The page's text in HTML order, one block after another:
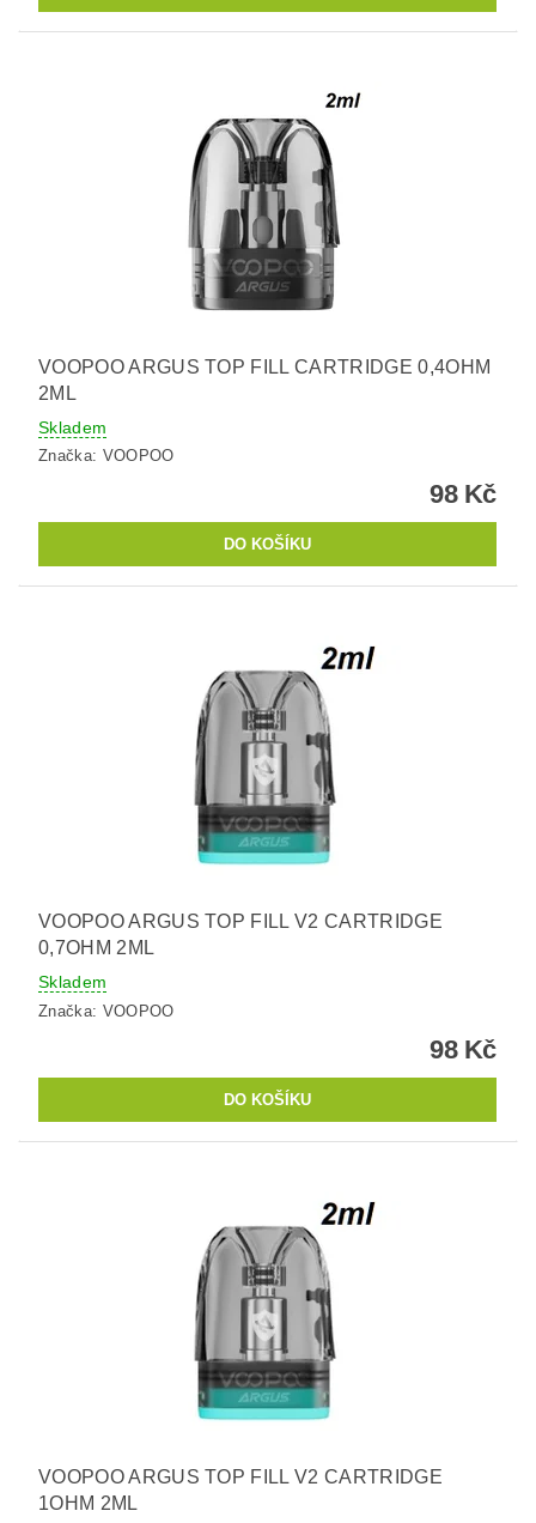
VOOPOO ARGUS TOP FILL CARTRIDGE 0,4OHM
2ML
Skladem
Značka: VOOPOO
98 Kč
VOOPOO ARGUS TOP FILL V2 CARTRIDGE
0,7OHM 2ML
Skladem
Značka: VOOPOO
98 Kč
VOOPOO ARGUS TOP FILL V2 CARTRIDGE
1OHM 2ML